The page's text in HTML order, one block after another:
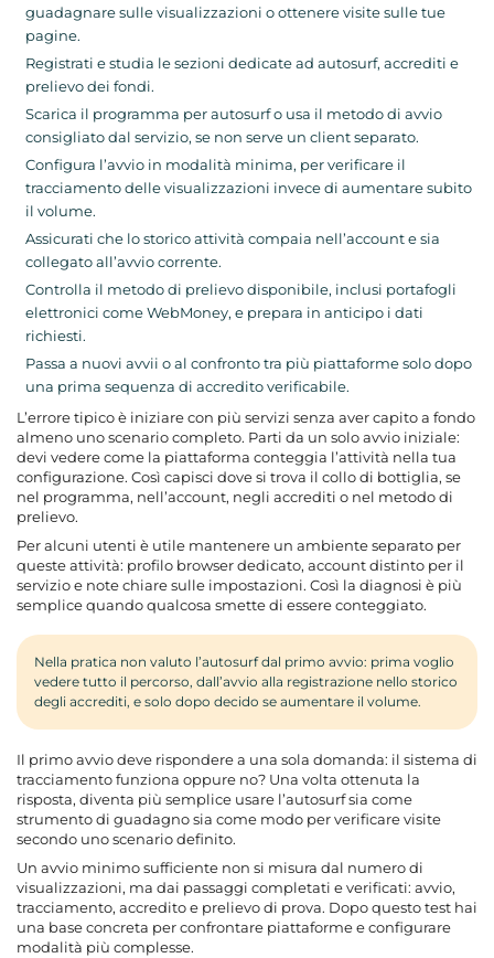
guadagnare sulle visualizzazioni o ottenere visite sulle tue
pagine.
Registrati e studia le sezioni dedicate ad autosurf, accrediti e
prelievo dei fondi.
Scarica il programma per autosurf o usa il metodo di avvio
consigliato dal servizio, se non serve un client separato.
Configura l’avvio in modalità minima, per verificare il
tracciamento delle visualizzazioni invece di aumentare subito
il volume.
Assicurati che lo storico attività compaia nell’account e sia
collegato all’avvio corrente.
Controlla il metodo di prelievo disponibile, inclusi portafogli
elettronici come WebMoney, e prepara in anticipo i dati
richiesti.
Passa a nuovi avvii o al confronto tra più piattaforme solo dopo
una prima sequenza di accredito verificabile.
L’errore tipico è iniziare con più servizi senza aver capito a fondo
almeno uno scenario completo. Parti da un solo avvio iniziale:
devi vedere come la piattaforma conteggia l’attività nella tua
configurazione. Così capisci dove si trova il collo di bottiglia, se
nel programma, nell’account, negli accrediti o nel metodo di
prelievo.
Per alcuni utenti è utile mantenere un ambiente separato per
queste attività: profilo browser dedicato, account distinto per il
servizio e note chiare sulle impostazioni. Così la diagnosi è più
semplice quando qualcosa smette di essere conteggiato.
Nella pratica non valuto l’autosurf dal primo avvio: prima voglio
vedere tutto il percorso, dall’avvio alla registrazione nello storico
degli accrediti, e solo dopo decido se aumentare il volume.
Il primo avvio deve rispondere a una sola domanda: il sistema di
tracciamento funziona oppure no? Una volta ottenuta la
risposta, diventa più semplice usare l’autosurf sia come
strumento di guadagno sia come modo per verificare visite
secondo uno scenario definito.
Un avvio minimo sufficiente non si misura dal numero di
visualizzazioni, ma dai passaggi completati e verificati: avvio,
tracciamento, accredito e prelievo di prova. Dopo questo test hai
una base concreta per confrontare piattaforme e configurare
modalità più complesse.